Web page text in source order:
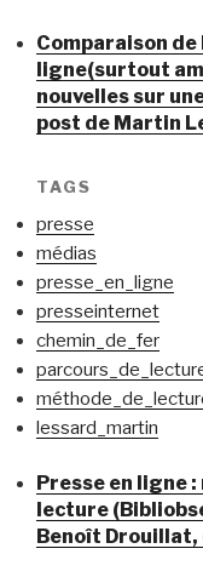
Comparaison
ligne(surtout
nouvelles sur
post de Martin
TAGS
presse
médias
presse_en_ligne
presseinternet
chemin_de_fer
lessard_martin
Presse en ligne
lecture
Benoît